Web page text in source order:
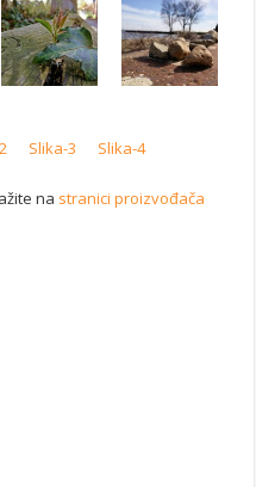
Slika-3 Slika-4
na stranici proizvođača